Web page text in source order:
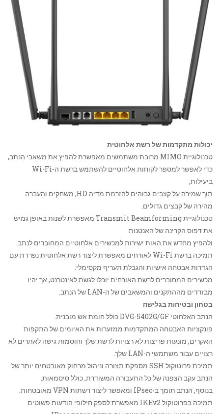
יכולות מתקדמות של רשת אלחוטית
טכנולוגיית MIMO מרובת משתמשים מאפשרת להפיץ את משאבי הנתב,
כדי לאפשר למספר לקוחות אלחוטיים להשתמש ברשת ה-Wi-Fi
ביעילות,
תוך שמירה על קצבים גבוהים להזרמת מדיה HD, משחקים והעברה
מהירה של קבצים גדולים.
טכנולוגיית Transmit Beamforming מאפשרת לשנות באופן גמיש
את דפוס הקרינה של האנטנות
ולהפיץ מחדש את האות ישירות למכשירים אלחוטיים המחוברים לנתב.
תמיכה ברשת Wi-Fi לאורחים מאפשרת ליצור רשת אלחוטית נפרדת עם
הגדרות אבטחה אישיות והגבלת תעריף מקסימלי.
מכשירים המחוברים לרשת האורחים יוכלו לגשת לאינטרנט, אך יהיו
מבודדים מההתקנים והמשאבים של ה-LAN של הנתב.
בטחון ובטיחות בגלישה
הנתב האלחוטי DVG-5402G/GF כולל חומת אש מובנית.
פונקציות האבטחה המתקדמות ממזערות את האיומים של התקפות
האקרים, מונעות פריצות לא רצויות לרשת שלך וחוסמות גישה לאתרים לא
רצויים עבור משתמשי ה-LAN שלך.
תמיכת פרוטוקול SSH מספקת תצורה וניהול מרחוק מאובטחים יותר של
הנתב עקב הצפנה של כל התעבורה המשודרת, כולל סיסמאות.
בנוסף, הנתב תומך ב-IPsec ומאפשר ליצור רשתות VPN מאובטחות.
תמיכה בפרוטוקול IKEv2 מאפשרת לספק חילופי הודעות פשוטים